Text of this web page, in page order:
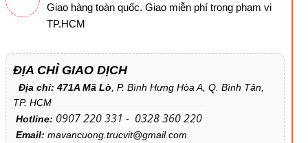
Giao hàng toàn quốc. Giao miễn phí trong phạm vi
TP.HCM
ĐỊA CHỈ GIAO DỊCH
Địa chỉ: 471A Mã Lò , P. Bình Hưng Hòa A, Q. Bình Tân,
TP. HCM
Hotline: 0907 220 331 - 0328 360 220
Email: mavancuong.trucvit@gmail.com